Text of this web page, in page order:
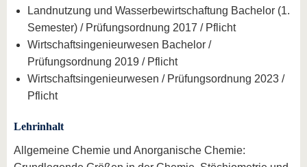
Landnutzung und Wasserbewirtschaftung Bachelor (1.
Semester) / Prüfungsordnung 2017 / Pflicht
Wirtschaftsingenieurwesen Bachelor /
Prüfungsordnung 2019 / Pflicht
Wirtschaftsingenieurwesen / Prüfungsordnung 2023 /
Pflicht
Lehrinhalt
Allgemeine Chemie und Anorganische Chemie: